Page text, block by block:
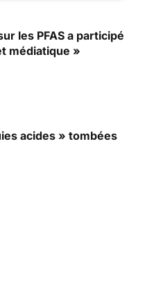
les PFAS a participé
médiatique »
acides » tombées